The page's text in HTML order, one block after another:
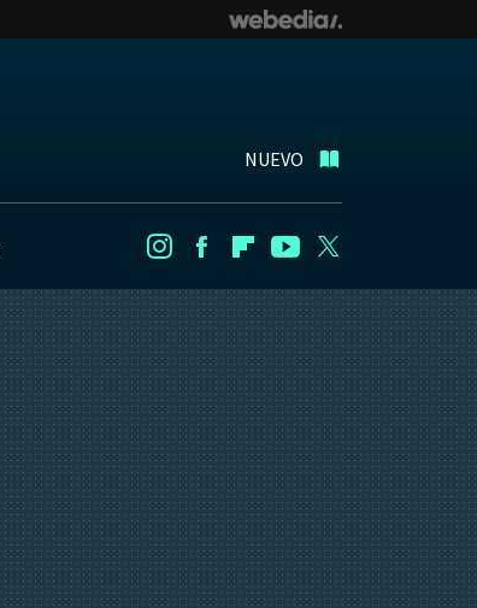
NUEVO
InstagramFacebookFlipboard
Youtube